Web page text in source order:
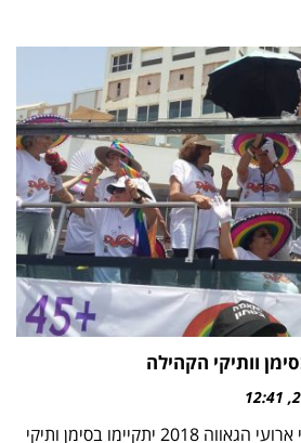
12:41
מנהלת הגאווה הודיעה כי ארועי הגאווה 2018 יתקיימו בסימן ותיקי